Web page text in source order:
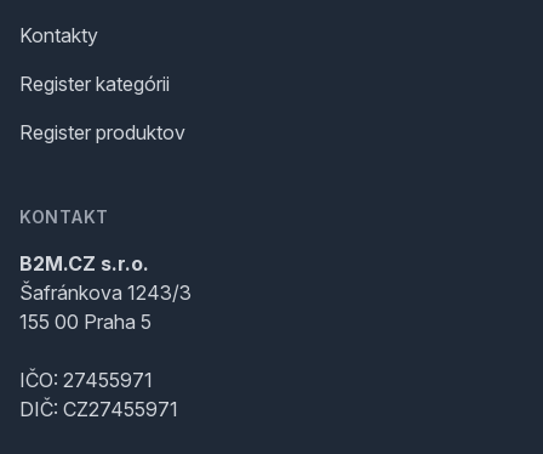
Kontakty
Register kategórii
Register produktov
KONTAKT
B2M.CZ s.r.o.
Šafránkova 1243/3
155 00 Praha 5
IČO: 27455971
DIČ: CZ27455971